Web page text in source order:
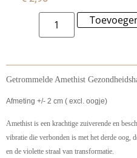
Getrommelde Amethist
Afmeting +/- 2 cm ( excl. oogje)
Amethist is een krachtige zuiverende en
vibratie die verbonden is met het derde oog,
en de violette straal van transformatie.